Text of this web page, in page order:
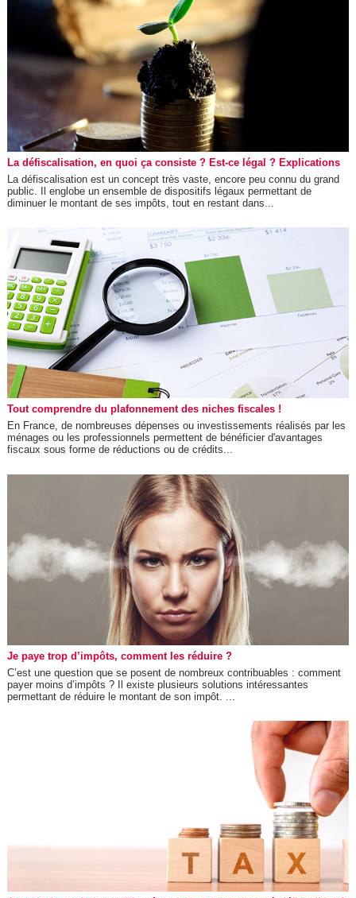
La défiscalisation, en quoi ça consiste ? Est-ce légal ? Explications
La défiscalisation est un concept très vaste, encore peu connu du grand
public. Il englobe un ensemble de dispositifs légaux permettant de
diminuer le montant de ses impôts, tout en restant dans...
Tout comprendre du plafonnement des niches fiscales !
En France, de nombreuses dépenses ou investissements réalisés par les
ménages ou les professionnels permettent de bénéficier d'avantages
fiscaux sous forme de réductions ou de crédits...
Je paye trop d’impôts, comment les réduire ?
C’est une question que se posent de nombreux contribuables : comment
payer moins d’impôts ? Il existe plusieurs solutions intéressantes
permettant de réduire le montant de son impôt. ...